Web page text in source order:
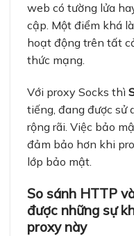
web có tường lửa
cập. Một điểm khá
hoạt động trên tất
thức mạng.
Với proxy Socks thì
tiếng, đang được sử
rộng rãi. Việc bảo
đảm bảo hơn khi
lớp bảo mật.
So sánh HTTP
được những sự
proxy này